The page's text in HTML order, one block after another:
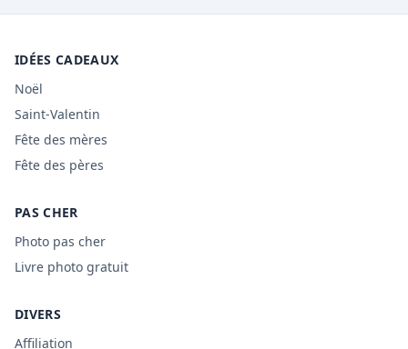
IDÉES CADEAUX
Noël
Saint-Valentin
Fête des mères
Fête des pères
PAS CHER
Photo pas cher
Livre photo gratuit
DIVERS
Affiliation